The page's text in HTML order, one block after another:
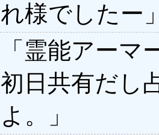
れ様でしたー
「霊能アー
初日共有だし
よ。」